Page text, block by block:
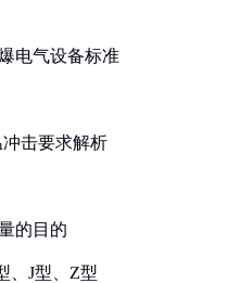
电气设备标准
击要求解析
的目的
、J型、Z型